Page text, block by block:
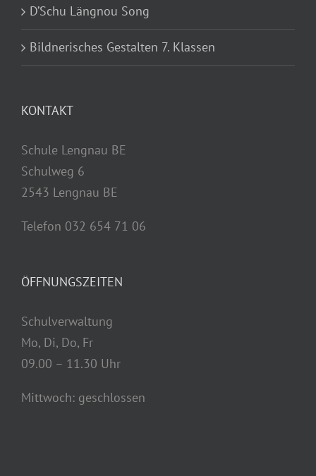
D’Schu Längnou Song
Bildnerisches Gestalten 7. Klassen
KONTAKT
Schule Lengnau BE
Schulweg 6
2543 Lengnau BE
Telefon 032 654 71 06
ÖFFNUNGSZEITEN
Schulverwaltung
Mo, Di, Do, Fr
09.00 – 11.30 Uhr
Mittwoch: geschlossen